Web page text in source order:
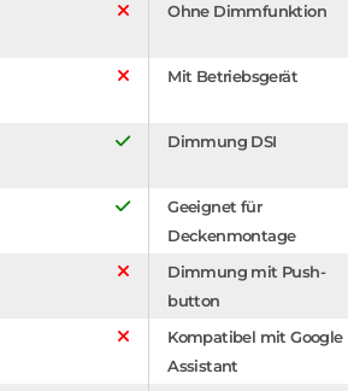
Ohne Dimmfunktion
Mit Betriebsgerät
Dimmung DSI
Geeignet für
Deckenmontage
Dimmung mit Push-
button
Kompatibel mit Google
Assistant